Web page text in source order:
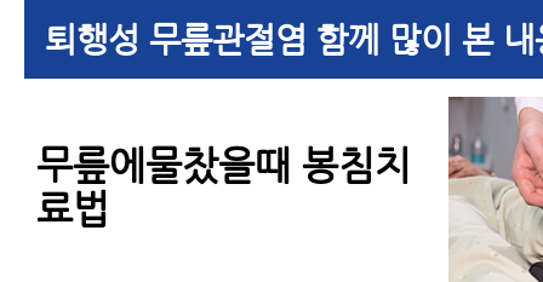
퇴행성 무릎관절염 함께 많이 본 내
무릎에물찼을때 봉침치
료법